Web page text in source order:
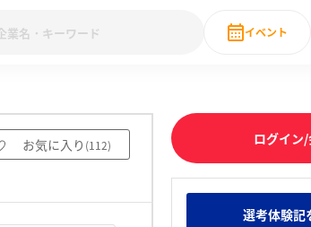
みんなの新卒就職人気企業ランキング み
28卒 IT・DX現場社員インタビュー
イベント
直
お気に入り (112)
ログイン
選考体験記